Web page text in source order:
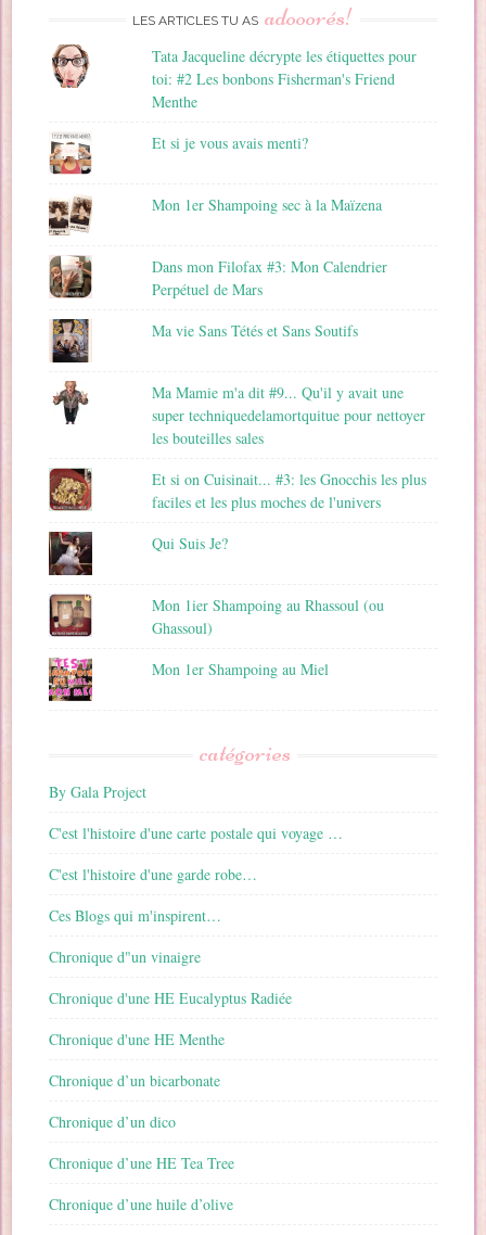
LES ARTICLES TU AS adooorés!
Tata Jacqueline décrypte les étiquettes pour
toi: #2 Les bonbons Fisherman's Friend
Menthe
Et si je vous avais menti?
Mon 1er Shampoing sec à la Maïzena
Dans mon Filofax #3: Mon Calendrier
Perpétuel de Mars
Ma vie Sans Tétés et Sans Soutifs
Ma Mamie m'a dit #9... Qu'il y avait une
super techniquedelamortquitue pour nettoyer
les bouteilles sales
Et si on Cuisinait... #3: les Gnocchis les plus
faciles et les plus moches de l'univers
Qui Suis Je?
Mon 1ier Shampoing au Rhassoul (ou
Ghassoul)
Mon 1er Shampoing au Miel
catégories
By Gala Project
C'est l'histoire d'une carte postale qui voyage …
C'est l'histoire d'une garde robe…
Ces Blogs qui m'inspirent…
Chronique d"un vinaigre
Chronique d'une HE Eucalyptus Radiée
Chronique d'une HE Menthe
Chronique d’un bicarbonate
Chronique d’un dico
Chronique d’une HE Tea Tree
Chronique d’une huile d’olive